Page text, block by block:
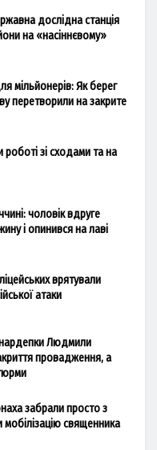
дослідна станція
на «насіннєвому»
мільйонерів: Як берег
перетворили на закрите
роботі зі сходами та на
чоловік вдруге
і опинився на лаві
врятували
атаки
Людмили
провадження, а
забрали просто з
священника